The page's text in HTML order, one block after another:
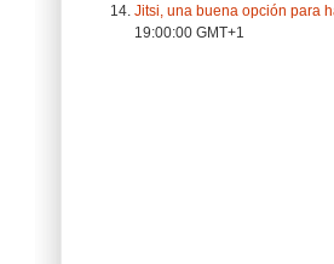
Jitsi, una buena opción para
19:00:00 GMT+1